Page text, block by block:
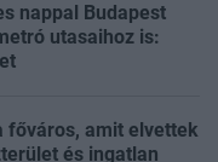
nappal Budapest
utasaihoz is:
főváros, amit elvettek
és ingatlan